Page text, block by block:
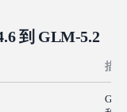
到 GLM-5.2
描述